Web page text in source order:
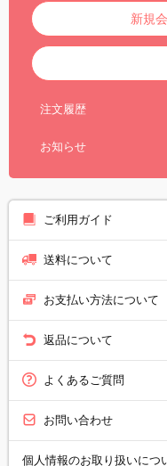
新規
注文履歴
お知らせ
ご利用ガイド
送料について
お支払い方法について
返品について
よくあるご質問
お問い合わせ
個人情報のお取り扱いにつ